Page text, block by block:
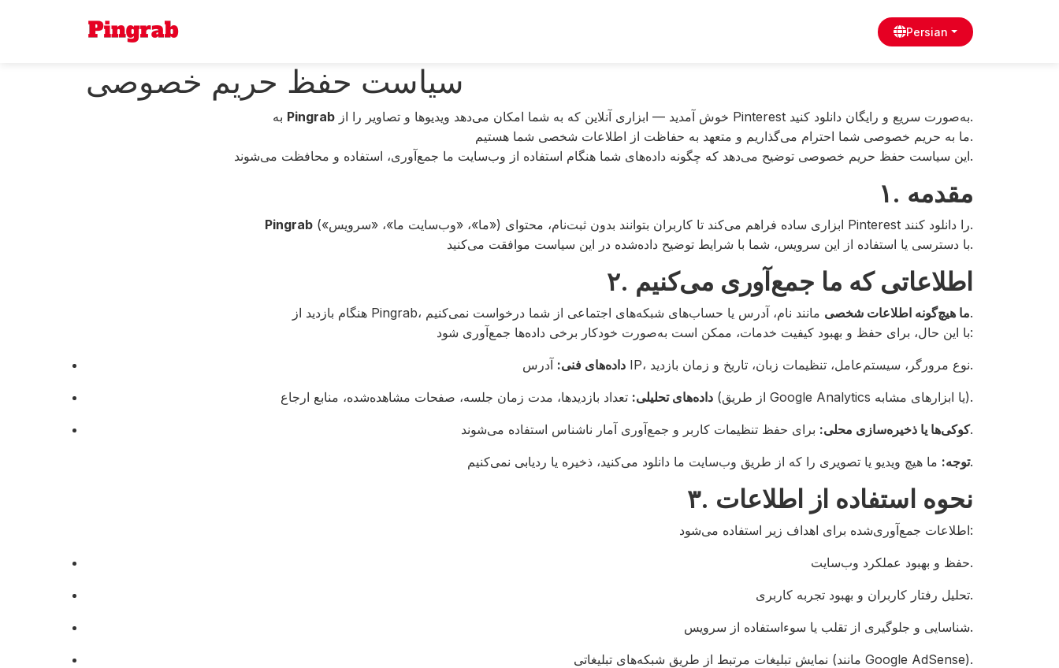
Persian
سیاست حفظ حریم خصوصی
Pingrab
خوش آمدید — ابزاری آنلاین که به شما امکان می‌دهد ویدیوها و تصاویر را از Pinterest به‌صورت سریع و رایگان دانلود کنید.
ما به حریم خصوصی شما احترام می‌گذاریم و متعهد به حفاظت از اطلاعات شخصی شما هستیم.
این سیاست حفظ حریم خصوصی توضیح می‌دهد که چگونه داده‌های شما هنگام استفاده از وب‌سایت ما جمع‌آوری، استفاده و محافظت می‌شوند.
۱. مقدمه
Pingrab
(«ما»، «وب‌سایت ما»، «سرویس») ابزاری ساده فراهم می‌کند تا کاربران بتوانند بدون ثبت‌نام، محتوای Pinterest را دانلود کنند.
با دسترسی یا استفاده از این سرویس، شما با شرایط توضیح داده‌شده در این سیاست موافقت می‌کنید.
۲. اطلاعاتی که ما جمع‌آوری می‌کنیم
هنگام بازدید از Pingrab، ما هیچ‌گونه اطلاعات شخصیمانند نام، آدرس یا حساب‌های شبکه‌های اجتماعی از شما درخواست نمی‌کنیم.
با این حال، برای حفظ و بهبود کیفیت خدمات، ممکن است به‌صورت خودکار برخی داده‌ها جمع‌آوری شود:
داده‌های فنی: آدرس IP، نوع مرورگر، سیستم‌عامل، تنظیمات زبان، تاریخ و زمان بازدید.
داده‌های تحلیلی: تعداد بازدیدها، مدت زمان جلسه، صفحات مشاهده‌شده، منابع ارجاع (از طریق Google Analytics یا ابزارهای مشابه).
کوکی‌ها یا ذخیره‌سازی محلی:برای حفظ تنظیمات کاربر و جمع‌آوری آمار ناشناس استفاده می‌شوند.
توجه:ما هیچ ویدیو یا تصویری را که از طریق وب‌سایت ما دانلود می‌کنید، ذخیره یا ردیابی نمی‌کنیم.
۳. نحوه استفاده از اطلاعات
اطلاعات جمع‌آوری‌شده برای اهداف زیر استفاده می‌شود:
حفظ و بهبود عملکرد وب‌سایت.
تحلیل رفتار کاربران و بهبود تجربه کاربری.
شناسایی و جلوگیری از تقلب یا سوءاستفاده از سرویس.
نمایش تبلیغات مرتبط از طریق شبکه‌های تبلیغاتی (مانند Google AdSense).